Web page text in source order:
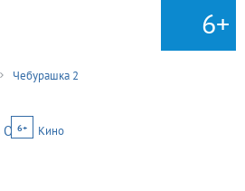
6+
Чебурашка 2
6+
Кино